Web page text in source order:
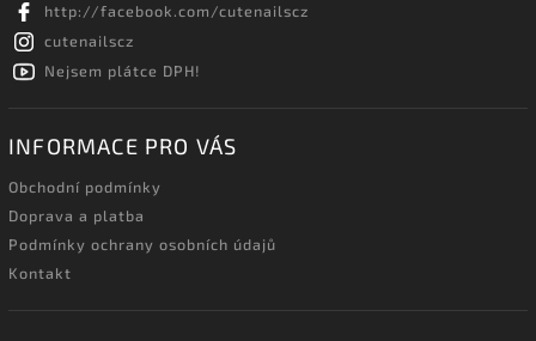
http://facebook.com/cutenailscz
cutenailscz
Nejsem plátce DPH!
INFORMACE PRO VÁS
Obchodní podmínky
Doprava a platba
Podmínky ochrany osobních údajů
Kontakt